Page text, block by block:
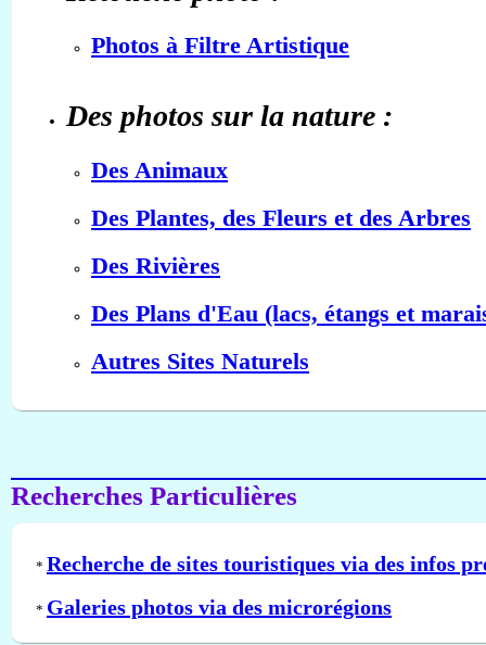
Photos à Filtre Artistique
Des photos sur la nature :
Des Animaux
Des Plantes, des Fleurs et des Arbres
Des Rivières
Des Plans d'Eau (lacs, étangs et
Autres Sites Naturels
Recherches Particulières
* Recherche de sites touristiques via des infos
* Galeries photos via des microrégions